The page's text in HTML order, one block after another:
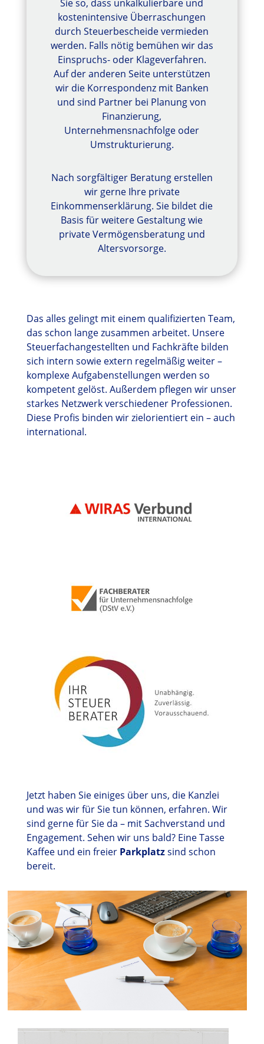
Sie so, dass unkalkulierbare und
kostenintensive Überraschungen
durch Steuerbescheide vermieden
werden. Falls nötig bemühen wir das
Einspruchs- oder Klageverfahren.
Auf der anderen Seite unterstützen
wir die Korrespondenz mit Banken
und sind Partner bei Planung von
Finanzierung,
Unternehmensnachfolge oder
Umstrukturierung.
Nach sorgfältiger Beratung erstellen
wir gerne Ihre private
Einkommenserklärung. Sie bildet die
Basis für weitere Gestaltung wie
private Vermögensberatung und
Altersvorsorge.
Das alles gelingt mit einem qualifizierten Team,
das schon lange zusammen arbeitet. Unsere
Steuerfachangestellten und Fachkräfte bilden
sich intern sowie extern regelmäßig weiter –
komplexe Aufgabenstellungen werden so
kompetent gelöst. Außerdem pflegen wir unser
starkes Netzwerk verschiedener Professionen.
Diese Profis binden wir zielorientiert ein – auch
international.
Jetzt haben Sie einiges über uns, die Kanzlei
und was wir für Sie tun können, erfahren. Wir
sind gerne für Sie da – mit Sachverstand und
Engagement. Sehen wir uns bald? Eine Tasse
Kaffee und ein freier Parkplatzsind schon
bereit.